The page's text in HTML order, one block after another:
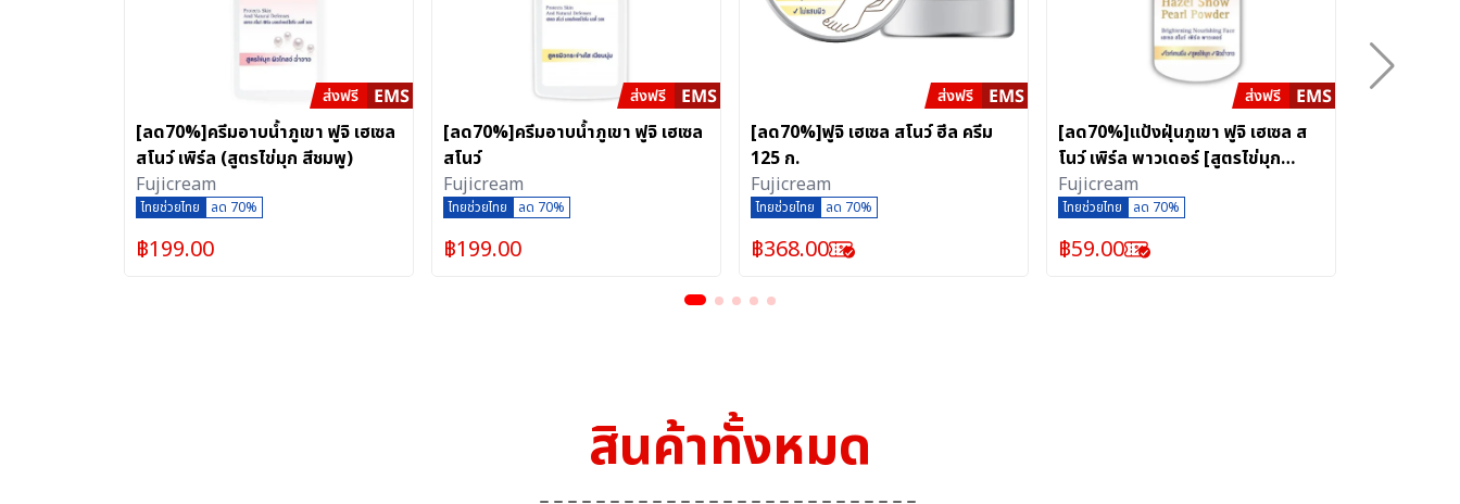
[ลด70%]ครีมอาบน้ำภูเขา ฟูจิ เฮเซล
สโนว์ เพิร์ล (สูตรไข่มุก สีชมพู)
Fujicream
ไทยช่วยไทย ลด 70%
฿199.00
[ลด70%]ครีมอาบน้ำภูเขา ฟูจิ เฮเซล
สโนว์
Fujicream
ไทยช่วยไทย ลด 70%
฿199.00
[ลด70%]ฟูจิ เฮเซล สโนว์ ฮีล ครีม
125 ก.
Fujicream
ไทยช่วยไทย ลด 70%
฿368.00
[ลด70%]แป้งฝุ่นภูเขา ฟูจิ เฮเซล ส
โนว์ เพิร์ล พาวเดอร์ [สูตรไข่มุก
สีชมพู]
Fujicream
ไทยช่วยไทย ลด 70%
฿59.00
สินค้าทั้งหมด